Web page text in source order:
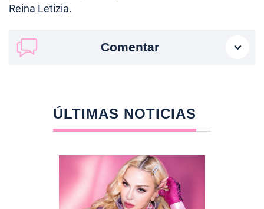
Reina Letizia.
Comentar
ÚLTIMAS NOTICIAS